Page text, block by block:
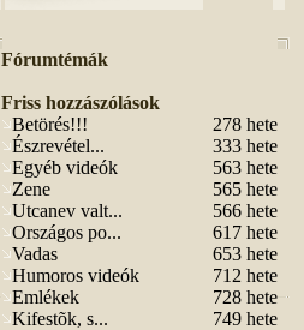
Fórumtémák
Friss hozzászólások
Betörés!!!
278 hete
Észrevétel...
333 hete
Egyéb videók
563 hete
Zene
565 hete
Utcanev valt...
566 hete
Országos po...
617 hete
Vadas
653 hete
Humoros videók
712 hete
Emlékek
728 hete
Kifestõk, s...
749 hete